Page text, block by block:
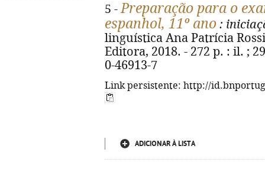
5 -Preparação para o
espanhol, 11º ano :
linguística Ana Patrícia
Editora, 2018. - 272 p. : il. ;
0-46913-7
Link persistente: http://
ADICIONAR À LISTA